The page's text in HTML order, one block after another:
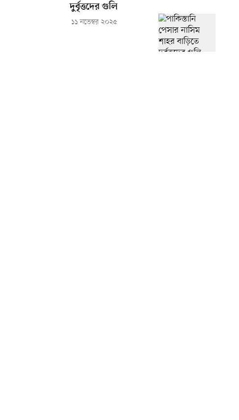
দুর্বৃত্তদের গুলি
১১ নভেম্বর ২০২৫